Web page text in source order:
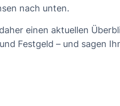
nach unten.
einen aktuellen
Festgeld – und sagen